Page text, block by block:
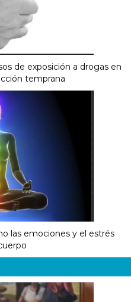
de exposición a drogas en
temprana
las emociones y el estrés